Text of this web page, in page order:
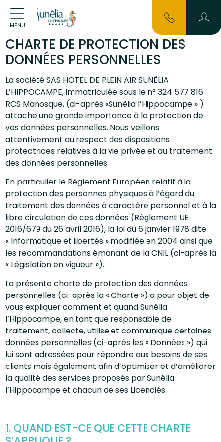
MENU
CHARTE DE PROTECTION DES
DONNÉES PERSONNELLES
La société SAS HOTEL DE PLEIN AIR SUNÊLIA
L’HIPPOCAMPE, immatriculée sous le n° 324 577 816
RCS Manosque, (ci-après «Sunêlia l’Hippocampe » )
attache une grande importance à la protection de
vos données personnelles. Nous veillons
attentivement au respect des dispositions
protectrices relatives à la vie privée et au traitement
des données personnelles.
En particulier le Règlement Européen relatif à la
protection des personnes physiques à l’égard du
traitement des données à caractère personnel et à la
libre circulation de ces données (Règlement UE
2016/679 du 26 avril 2016), la loi du 6 janvier 1978 dite
« Informatique et libertés » modifiée en 2004 ainsi que
les recommandations émanant de la CNIL (ci-après la
« Législation en vigueur »).
La présente charte de protection des données
personnelles (ci-après la « Charte ») a pour objet de
vous expliquer comment et quand Sunêlia
l’Hippocampe, en tant que responsable de
traitement, collecte, utilise et communique certaines
données personnelles (ci-après les « Données ») qui
lui sont adressées pour répondre aux besoins de ses
clients mais également afin d’optimiser et d’améliorer
la qualité des services proposés par Sunêlia
l’Hippocampe et chacun de ses Licenciés.
1. QUAND EST-CE QUE CETTE CHARTE